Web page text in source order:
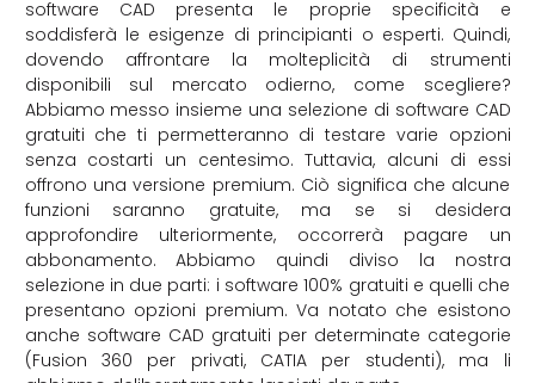
software CAD presenta le proprie specificità e
soddisferà le esigenze di principianti o esperti. Quindi,
dovendo affrontare la molteplicità di strumenti
disponibili sul mercato odierno, come scegliere?
Abbiamo messo insieme una selezione di software CAD
gratuiti che ti permetteranno di testare varie opzioni
senza costarti un centesimo. Tuttavia, alcuni di essi
offrono una versione premium. Ciò significa che alcune
funzioni saranno gratuite, ma se si desidera
approfondire ulteriormente, occorrerà pagare un
abbonamento. Abbiamo quindi diviso la nostra
selezione in due parti: i software 100% gratuiti e quelli che
presentano opzioni premium. Va notato che esistono
anche software CAD gratuiti per determinate categorie
(Fusion 360 per privati, CATIA per studenti), ma li